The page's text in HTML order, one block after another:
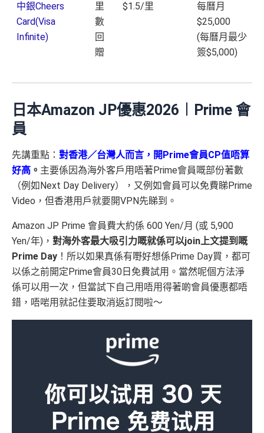
中銀Cheers
Card(Visa
Infinite)
里
數
回
贈
$1.5/里
每曆月
$25,000
(每曆月最少
簽$5,000)
日本Amazon JP優惠2026︱Prime 會
員
先講重點： 對香港／台灣人而言，開Prime會員CP值唔算
好高 。 主要係因為海外客戶用唔著Prime會員嘅部份著數
（例如Next Day Delivery），又例如會員可以免費睇Prime
Video，但香港用戶就要開VPN先睇到。
Amazon JP Prime 會員費大約係 600 Yen/月 (或 5,900
Yen/年)， 對海外客最大吸引力嘅就係可以join上文提到嘅
Prime Day ！所以如果真係有嘢好想係Prime Day買，都可
以係之前開定Prime會員30日免費試用。當然呢個方法淨
係可以用一次，但當試下自己用唔用得著啲會員優惠都唔
錯，唔啱用就記住要取消返訂閱啦～